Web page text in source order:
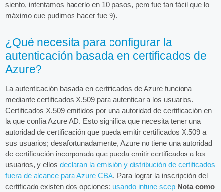
siento, intentamos hacerlo en 10 pasos, pero fue tan fácil que lo
máximo que pudimos hacer fue 9).
¿Qué necesita para configurar la
autenticación basada en certificados de
Azure?
La autenticación basada en certificados de Azure funciona
mediante certificados X.509 para autenticar a los usuarios.
Certificados X.509 emitidos por una autoridad de certificación en
la que confía Azure AD. Esto significa que necesita tener una
autoridad de certificación que pueda emitir certificados X.509 a
sus usuarios; desafortunadamente, Azure no tiene una autoridad
de certificación incorporada que pueda emitir certificados a los
usuarios, y ellosdeclaran la emisión y distribución de certificados
fuera de alcance para Azure CBA. Para lograr la inscripción del
certificado existen dos opciones: usando intune scep Nota como